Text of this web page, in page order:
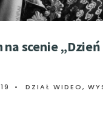
na scenie
• DZIAŁ WIDEO,